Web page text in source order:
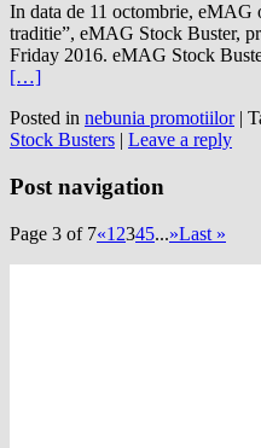
In data de 11 octombrie, eMAG
traditie”, eMAG Stock Buster,
Friday 2016. eMAG Stock
[…]
Posted in nebunia promotiilor |
Stock Busters | Leave a reply
Post navigation
Page 3 of 7«1 2345...»Last »